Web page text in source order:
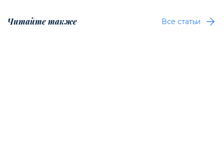
Читайте также Все статьи